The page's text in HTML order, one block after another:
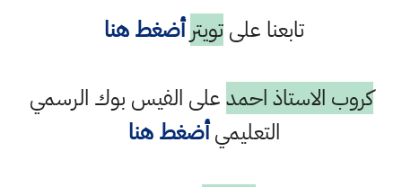
تابعنا علىتويتر أضغط هنا
كروب الاستاذ احمدعلى الفيس بوك الرسمي
التعليميأضغط هنا